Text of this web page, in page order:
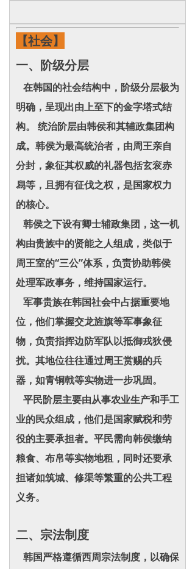
【社会】
一、阶级分层
在韩国的社会结构中，阶级分层极为
明确，呈现出由上至下的金字塔式结
构。 统治阶层由韩侯和其辅政集团构
成。韩侯为最高统治者，由周王亲自
分封，象征其权威的礼器包括玄衮赤
舄等，且拥有征伐之权，是国家权力
的核心。
韩侯之下设有卿士辅政集团，这一机
构由贵族中的贤能之人组成，类似于
周王室的“三公”体系，负责协助韩侯
处理军政事务，维持国家运行。
军事贵族在韩国社会中占据重要地
位，他们掌握交龙旌旗等军事象征
物，负责指挥边防军队以抵御戎狄侵
扰。其地位往往通过周王赏赐的兵
器，如青铜戟等实物进一步巩固。
平民阶层主要由从事农业生产和手工
业的民众组成，他们是国家赋税和劳
役的主要承担者。平民需向韩侯缴纳
粮食、布帛等实物地租，同时还要承
担诸如筑城、修渠等繁重的公共工程
义务。
二、宗法制度
韩国严格遵循西周宗法制度，以确保